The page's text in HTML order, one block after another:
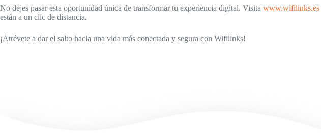
No dejes pasar esta oportunidad única de transformar tu experiencia digital. Visita www.wifilinks.es
están a un clic de distancia.
¡Atrévete a dar el salto hacia una vida más conectada y segura con Wifilinks!